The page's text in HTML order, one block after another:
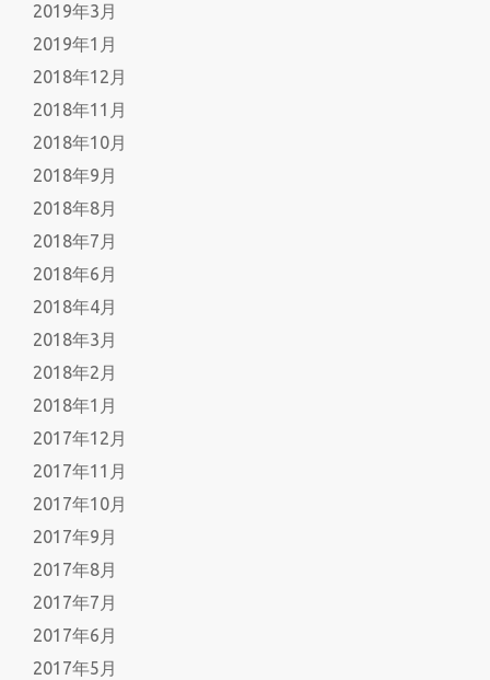
2019年3月
2019年1月
2018年12月
2018年11月
2018年10月
2018年9月
2018年8月
2018年7月
2018年6月
2018年4月
2018年3月
2018年2月
2018年1月
2017年12月
2017年11月
2017年10月
2017年9月
2017年8月
2017年7月
2017年6月
2017年5月